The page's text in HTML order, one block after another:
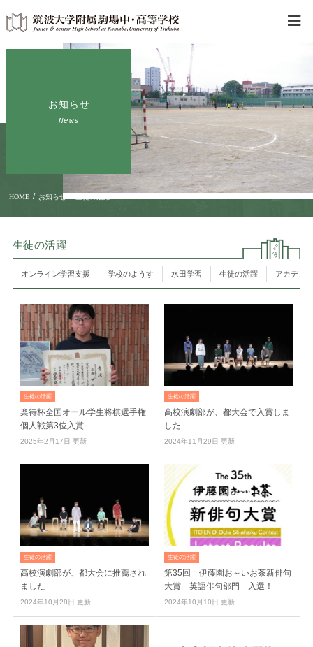
お知らせ
News
HOME / お知らせ
生徒の活躍
オンライン学習支援 学校のようす 水田学習 生徒の活躍 アカデメ
生徒の活躍
楽待杯全国オール学生将棋選手権
個人戦第3位入賞
2025年2月17日 更新
生徒の活躍
高校演劇部が、都大会で入賞しま
した
2024年11月29日 更新
生徒の活躍
高校演劇部が、都大会に推薦され
ました
2024年10月28日 更新
生徒の活躍
第35回 伊藤園お～いお茶新俳句
大賞 英語俳句部門 入選！
2024年10月10日 更新